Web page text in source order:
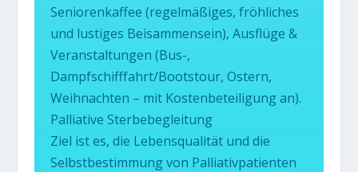
Seniorenkaffee (regelmäßiges, fröhliches
und lustiges Beisammensein), Ausflüge &
Veranstaltungen (Bus-,
Dampfschifffahrt/Bootstour, Ostern,
Weihnachten – mit Kostenbeteiligung an).
Palliative Sterbebegleitung
Ziel ist es, die Lebensqualität und die
Selbstbestimmung von Palliativpatienten